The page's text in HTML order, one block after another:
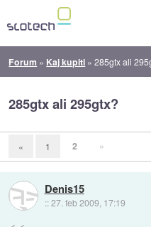
Forum » Kaj kupiti »285gtx ali
285gtx ali 295gtx?
« 1 2 »
Denis15
::27. feb 2009, 17:19